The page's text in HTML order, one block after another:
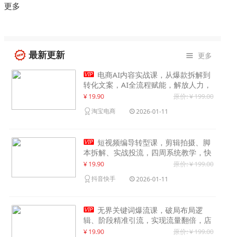
更多
最新更新  更多
 电商AI内容实战课，从爆款拆解到
转化文案，AI全流程赋能，解放人力，
单月节省内容成本数万元
¥ 19.90 原价: ¥ 199.00
淘宝电商 2026-01-11
 短视频编导转型课，剪辑拍摄、脚
本拆解、实战投流，四周系统教学，快
速入行月入2w+
¥ 19.90 原价: ¥ 199.00
抖音快手 2026-01-11
 无界关键词爆流课，破局布局逻
辑、阶段精准引流，实现流量翻倍，店
铺业绩增长50%+
¥ 19.90 原价: ¥ 199.00